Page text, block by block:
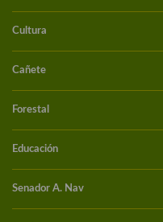
Cultura
Cañete
Forestal
Educación
Senador A. Nav